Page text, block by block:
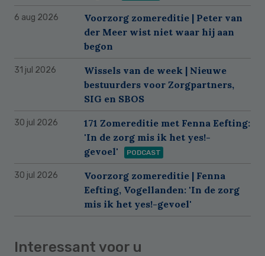
6 aug 2026
Voorzorg zomereditie | Peter van
der Meer wist niet waar hij aan
begon
31 jul 2026
Wissels van de week | Nieuwe
bestuurders voor Zorgpartners,
SIG en SBOS
30 jul 2026
171 Zomereditie met Fenna Eefting:
'In de zorg mis ik het yes!-
gevoel'
PODCAST
30 jul 2026
Voorzorg zomereditie | Fenna
Eefting, Vogellanden: 'In de zorg
mis ik het yes!-gevoel'
Interessant voor u